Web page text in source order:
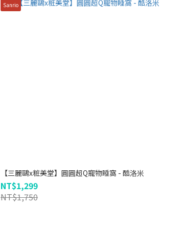
Sanrio
【三麗鷗x粧美堂】圓圓超Q寵物睡窩 - 酷洛米
NT$1,299
NT$1,750